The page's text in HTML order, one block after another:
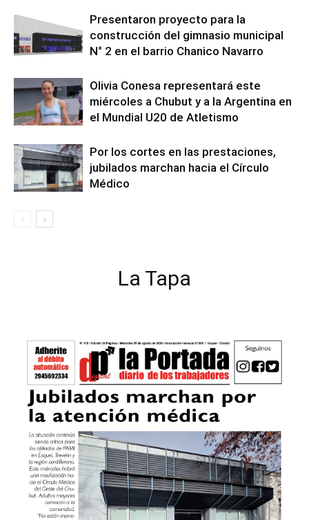
Presentaron proyecto para la
construcción del gimnasio municipal
N° 2 en el barrio Chanico Navarro
Olivia Conesa representará este
miércoles a Chubut y a la Argentina en
el Mundial U20 de Atletismo
Por los cortes en las prestaciones,
jubilados marchan hacia el Círculo
Médico
La Tapa